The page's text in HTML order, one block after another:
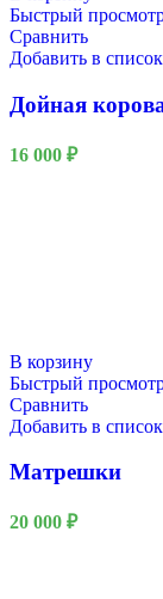
Быстрый
Сравнить
Добавить в
Дойная
16 000 ₽
В корзину
Быстрый
Сравнить
Добавить в
Матрешки
20 000 ₽